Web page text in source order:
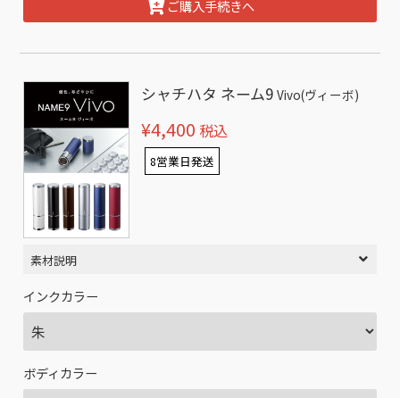
ご購入手続きへ
シャチハタ ネーム9Vivo(ヴィーボ)
¥4,400 税込
8営業日発送
素材説明
インクカラー
ボディカラー